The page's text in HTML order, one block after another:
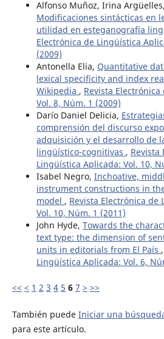
Alfonso Muñoz, Irina
Modificaciones sintácticas en
utilidad en esteganografía
Electrónica de Lingüística
(2009)
Antonella Elia, Quantitative
lexical specificity and index
Wikipedia , Revista
Vol. 8, Núm. 1 (2009)
Darío Daniel Delicia,
comprensión del discurso
adquisición y el desarrollo de
lingüístico-cognitivas , Revista
Lingüística Aplicada: Vol. 10,
Isabel Negro, Inchoative,
instrument constructions in
model , Revista Electrónica de
Vol. 10, Núm. 1 (2011)
John Hyde, Towards the
text type: the dimension of
units in editorials from El País ,
Lingüística Aplicada: Vol. 6,
<< < 1 2 3 4 5 6 7 > >>
También puede Iniciar una
para este artículo.